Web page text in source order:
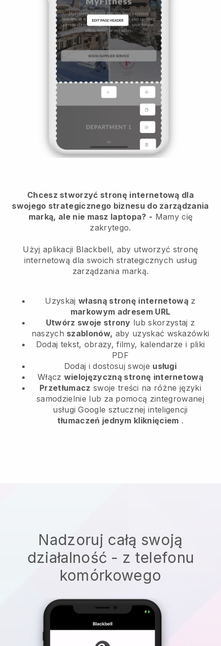
Chcesz stworzyć stronę internetową dla
swojego strategicznego biznesu do zarządzania
marką, ale nie masz laptopa? - Mamy cię
zakrytego.
Użyj aplikacji Blackbell, aby utworzyć stronę
internetową dla swoich strategicznych usług
zarządzania marką.
Uzyskaj własną stronę internetowąz
markowym adresem URL
Utwórz swoje strony lub skorzystaj z
naszych szablonów, aby uzyskać wskazówki
Dodaj tekst, obrazy, filmy, kalendarze i pliki
PDF
Dodaj i dostosuj swoje usługi
Włącz wielojęzyczną stronę internetową
Przetłumacz swoje treści na różne języki
samodzielnie lub za pomocą zintegrowanej
usługi Google sztucznej inteligencji
tłumaczeń jednym kliknięciem .
Nadzoruj całą swoją
działalność - z telefonu
komórkowego